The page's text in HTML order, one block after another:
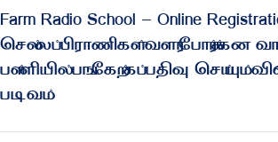
Farm Radio School - Online
செலஂலபஂ பிராணிகளஂ வளரஂபோரஂகஂகன
பளஂளியிலஂ பஙஂகேறஂகபஂ பதிவு செயஂயுமஂ
படிவமஂ